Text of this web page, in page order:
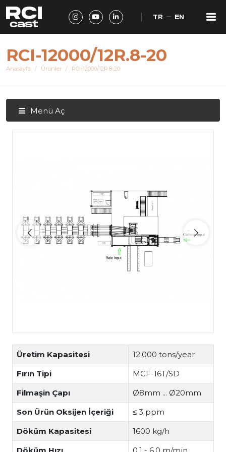
TR EN
RCI-12000/12R.8-20
Anasayfa Ürünler RCI-12000/12R.8-20
Menü Aç
Üretim Kapasitesi
12.000 tons/year
Fırın Tipi
MCF-16T/SD
Filmaşin Çapı
Ø8mm ... Ø20mm
Son Ürün Oksijen İçeriği
≤ 3 ppm
Döküm Kapasitesi
1600 kg/h